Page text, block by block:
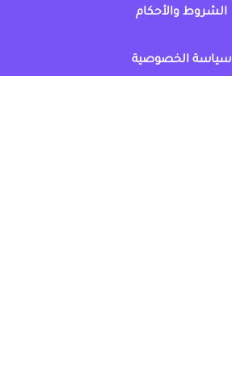
الشروط والأحكام
سياسة الخصوصية